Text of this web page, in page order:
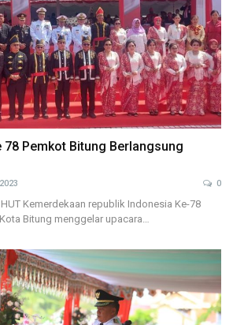
78 Pemkot Bitung Berlangsung
0
Kemerdekaan republik Indonesia Ke-78
Bitung menggelar upacara…